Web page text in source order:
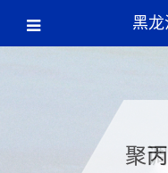
黑
聚